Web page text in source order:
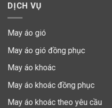
DỊCH VỤ
May áo gió
May áo gió đồng phục
May áo khoác
May áo khoác đồng phục
May áo khoác theo yêu cầu